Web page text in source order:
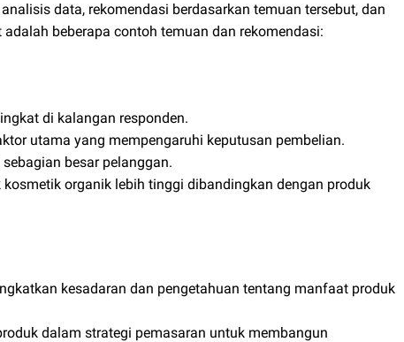
data, rekomendasi berdasarkan temuan tersebut, dan
beberapa contoh temuan dan rekomendasi:
di kalangan responden.
utama yang mempengaruhi keputusan pembelian.
besar pelanggan.
organik lebih tinggi dibandingkan dengan produk
kesadaran dan pengetahuan tentang manfaat produk
dalam strategi pemasaran untuk membangun